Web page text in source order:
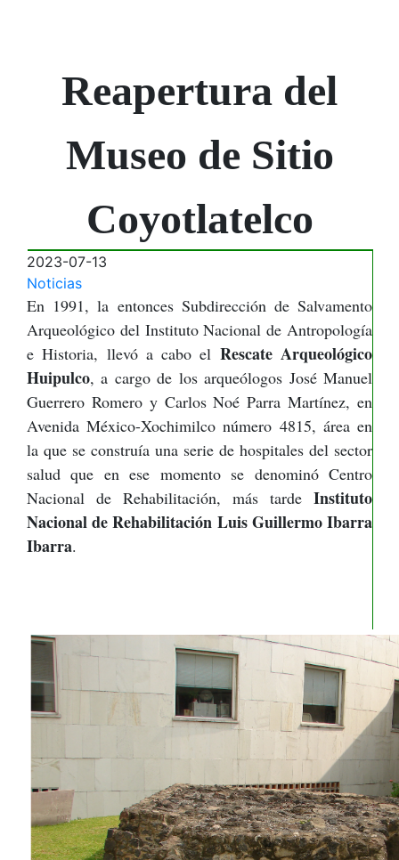
Reapertura del
Museo de Sitio
Coyotlatelco
2023-07-13
Noticias
En 1991, la entonces Subdirección de Salvamento
Arqueológico del Instituto Nacional de Antropología
e Historia, llevó a cabo el Rescate Arqueológico
Huipulco, a cargo de los arqueólogos José Manuel
Guerrero Romero y Carlos Noé Parra Martínez, en
Avenida México-Xochimilco número 4815, área en
la que se construía una serie de hospitales del sector
salud que en ese momento se denominó Centro
Nacional de Rehabilitación, más tarde Instituto
Nacional de Rehabilitación Luis Guillermo Ibarra
Ibarra.